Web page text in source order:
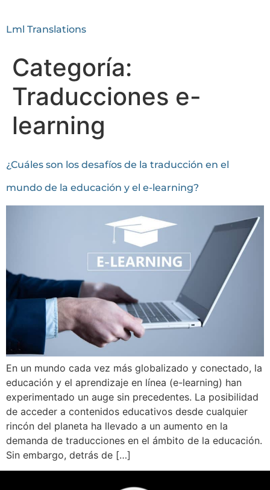
Lml Translations
Categoría:
Traducciones e-
learning
¿Cuáles son los desafíos de la traducción en el
mundo de la educación y el e-learning?
En un mundo cada vez más globalizado y conectado, la
educación y el aprendizaje en línea (e-learning) han
experimentado un auge sin precedentes. La posibilidad
de acceder a contenidos educativos desde cualquier
rincón del planeta ha llevado a un aumento en la
demanda de traducciones en el ámbito de la educación.
Sin embargo, detrás de […]